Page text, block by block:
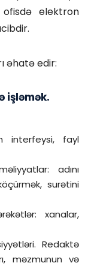
elektron
əhatə edir:
işləmək.
interfeysi, fayl
adını
surətini
xanalar,
Redaktə
məzmunun və